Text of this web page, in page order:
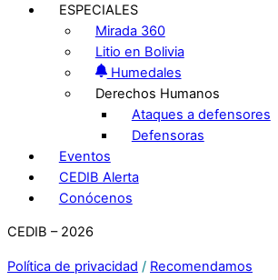
ESPECIALES
Mirada 360
Litio en Bolivia
Humedales
Derechos Humanos
Ataques a defensores
Defensoras
Eventos
CEDIB Alerta
Conócenos
CEDIB – 2026
Política de privacidad / Recomendamos